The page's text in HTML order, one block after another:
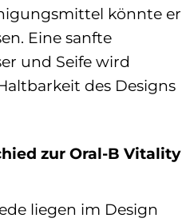
könnte er
Eine sanfte
und Seife wird
des Designs
zur Oral-B Vitality
liegen im Design